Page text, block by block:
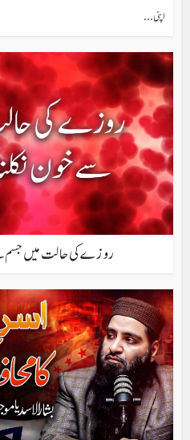
اپنی...
روزے کی حالت میں جسم سے